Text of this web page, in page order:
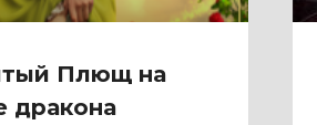
Плющ на
дракона